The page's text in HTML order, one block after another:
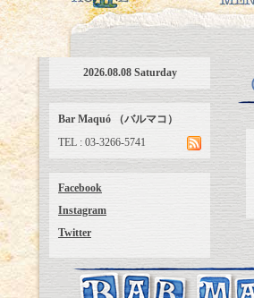
2026.08.08 Saturday
Bar Maquó （バルマコ）
TEL : 03-3266-5741
Facebook
Instagram
Twitter